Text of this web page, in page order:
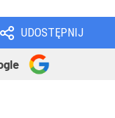
UDOSTĘPNIJ